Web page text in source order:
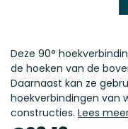
Deze 90°
de hoeken van de
Daarnaast kan ze
hoekverbindingen van
constructies. Lees